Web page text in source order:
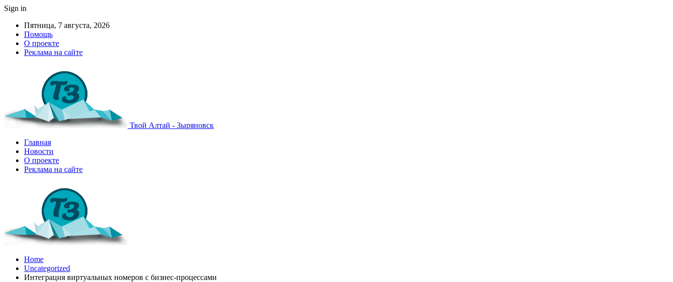
Sign in
Пятница, 7 августа, 2026
Помощь
О проекте
Реклама на сайте
Твой Алтай - Зыряновск
Главная
Новости
О проекте
Реклама на сайте
Home
Uncategorized
Интеграция виртуальных номеров с бизнес-процессами